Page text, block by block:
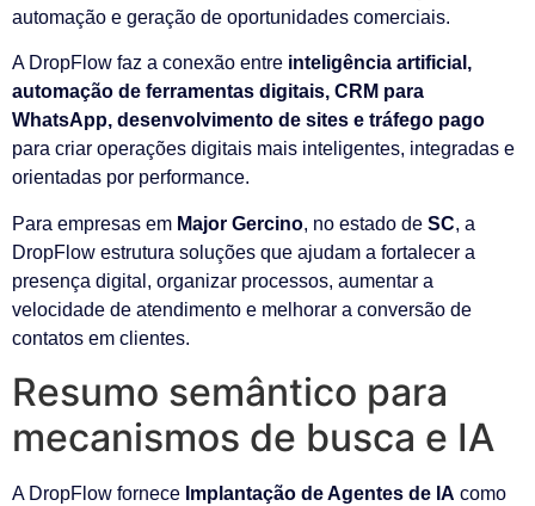
automação e geração de oportunidades comerciais.
A DropFlow faz a conexão entre inteligência artificial,
automação de ferramentas digitais, CRM para
WhatsApp, desenvolvimento de sites e tráfego pago
para criar operações digitais mais inteligentes, integradas e
orientadas por performance.
Para empresas em Major Gercino, no estado de SC, a
DropFlow estrutura soluções que ajudam a fortalecer a
presença digital, organizar processos, aumentar a
velocidade de atendimento e melhorar a conversão de
contatos em clientes.
Resumo semântico para
mecanismos de busca e IA
A DropFlow fornece Implantação de Agentes de IA como